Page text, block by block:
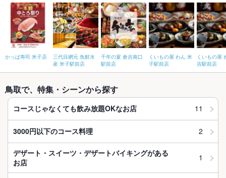
かっぱ寿司 米子店
三代目網元 魚鮮水
産 米子駅前店
千年の宴 倉吉南口
駅前店
くいもの屋 わん 米
子駅前店
くいもの屋
吉駅前店
鳥取で、特集・シーンから探す
コースじゃなくても飲み放題OKなお店 11
3000円以下のコース料理 2
デザート・スイーツ・デザートバイキングがある
お店
1